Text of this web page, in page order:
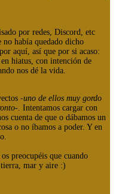
por redes, Discord, etc
no había quedado dicho
aquí, así que por si acaso:
hiatus, con intención de
nos dé la vida.
-uno de ellos muy gordo
. Intentamos cargar con
cuenta de que o dábamos un
o no íbamos a poder. Y en
preocupéis que cuando
mar y aire :)